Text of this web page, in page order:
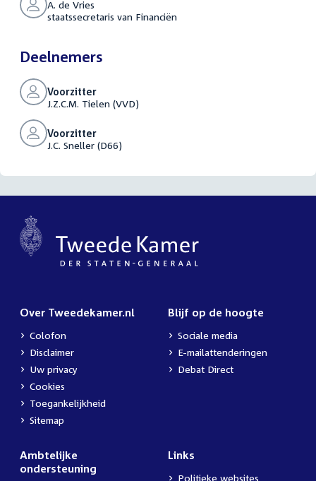
A. de Vries
staatssecretaris van Financiën
Deelnemers
Voorzitter
J.Z.C.M. Tielen (VVD)
Voorzitter
J.C. Sneller (D66)
Over Tweedekamer.nl
Colofon
Disclaimer
Uw privacy
Cookies
Toegankelijkheid
Sitemap
Blijf op de hoogte
Sociale media
E-mailattenderingen
Debat Direct
Ambtelijke
ondersteuning
Links
Politieke websites